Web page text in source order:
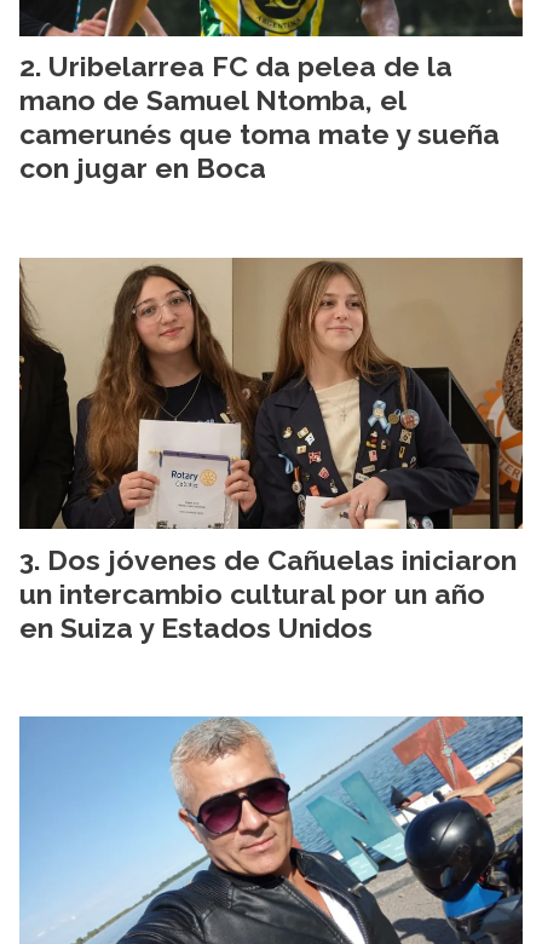
Uribelarrea FC da pelea de la
mano de Samuel Ntomba, el
camerunés que toma mate y sueña
con jugar en Boca
Dos jóvenes de Cañuelas iniciaron
un intercambio cultural por un año
en Suiza y Estados Unidos